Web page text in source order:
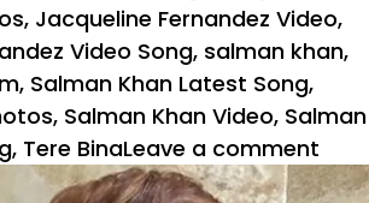
, Jacqueline Fernandez Video,
Video Song, salman khan,
, Salman Khan Latest Song,
, Salman Khan Video, Salman
, Tere BinaLeave a comment